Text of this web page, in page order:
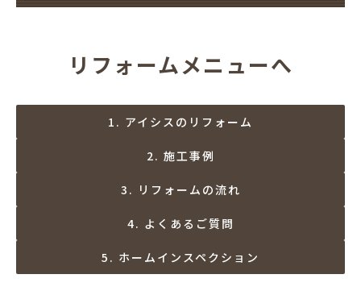
リフォームメニューへ
1. アイシスのリフォーム
2. 施工事例
3. リフォームの流れ
4. よくあるご質問
5. ホームインスペクション